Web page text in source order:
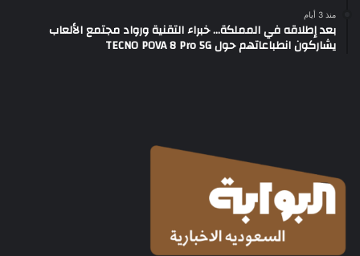
منذ 3 أيام
بعد إطلاقه في المملكة… خبراء التقنية ورواد مجتمع الألعاب
يشاركون انطباعاتهم حول TECNO POVA 8 Pro 5G